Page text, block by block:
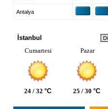
Antalya
İstanbul
Cumartesi
Pazar
24 / 32 °C 25 / 30 °C